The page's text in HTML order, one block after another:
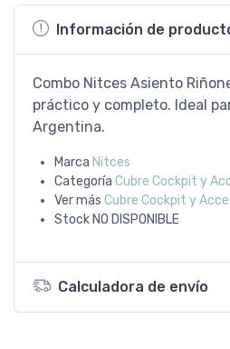
Información de
Combo Nitces Asiento
práctico y completo. Ideal
Argentina.
Marca Nitces
Categoría Cubre Cockpit y
Ver más Cubre Cockpit y
Stock NO DISPONIBLE
Calculadora de envío